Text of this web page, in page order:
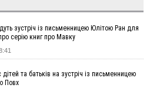
"зебрі" водій Audi наїхав на
України - трохи більше ніж 6
два мотоциклісти збили жінку
зустріч із письменницею Юлітою Ран для
серію книг про Мавку
та батьків на зустріч із письменницею
Повх